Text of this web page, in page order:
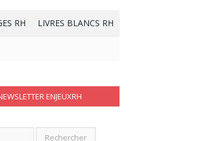
LIVRES BLANCS RH
RH
ENJEUXRH